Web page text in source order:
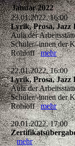
Januar 2022
23.01.2022, 16:00
Lyrik, Prosa, Jazz
Aula der
Schüler/-innen der
Rohloffmehr
22.01.2022, 16:00
Lyrik, Prosa, Jazz
Aula der
Schüler/-innen der
Rohloffmehr
20.01.2022, 17:00
mehr